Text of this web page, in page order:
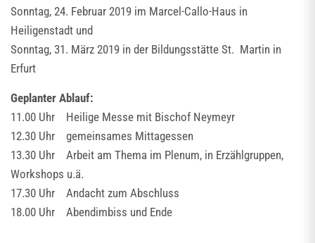
Sonntag, 24. Februar 2019 im Marcel-Callo-Haus in
Heiligenstadt und
Sonntag, 31. März 2019 in der Bildungsstätte St. Martin in
Erfurt
Geplanter Ablauf:
11.00 Uhr Heilige Messe mit Bischof Neymeyr
12.30 Uhr gemeinsames Mittagessen
13.30 Uhr Arbeit am Thema im Plenum, in Erzählgruppen,
Workshops u.ä.
17.30 Uhr Andacht zum Abschluss
18.00 Uhr Abendimbiss und Ende